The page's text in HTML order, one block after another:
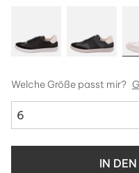
Welche Größe passt mir?
6
IN